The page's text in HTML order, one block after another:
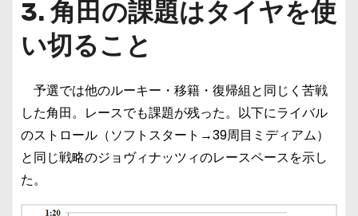
3. 角田の課題はタイヤを使
い切ること
予選では他のルーキー・移籍・復帰組と同じく苦戦
した角田。レースでも課題が残った。以下にライバル
のストロール（ソフトスタート→39周目ミディアム）
と同じ戦略のジョヴィナッツィのレースペースを示し
た。